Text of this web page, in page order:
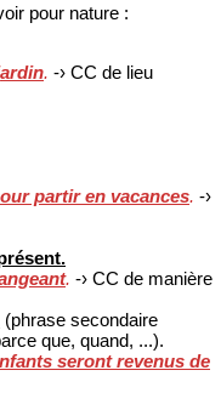
pour nature :
. -› CC de lieu
partir en vacances. -›
. -› CC de manière
(phrase secondaire
que, quand, ...).
seront revenus de